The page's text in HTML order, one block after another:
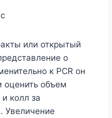
или открытый
о
к PCR он
оценить объем
колл за
Увеличение